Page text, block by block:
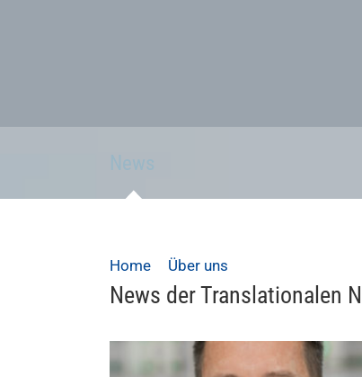
News
Home Über uns
News der Translationalen